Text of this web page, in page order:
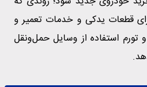
قطعات یدکی و خدمات تعمیر و
تورم استفاده از وسایل حمل‌‌‌‌ونقل